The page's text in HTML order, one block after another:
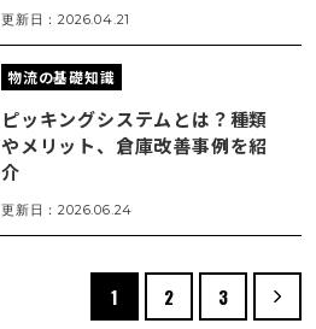
更新日：2026.04.21
物流の基礎知識
ピッキングシステムとは？種類
やメリット、倉庫改善事例を紹
介
更新日：2026.06.24
1 2 3